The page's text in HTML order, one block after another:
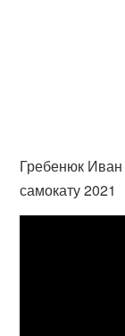
Гребенюк
самокату 2021